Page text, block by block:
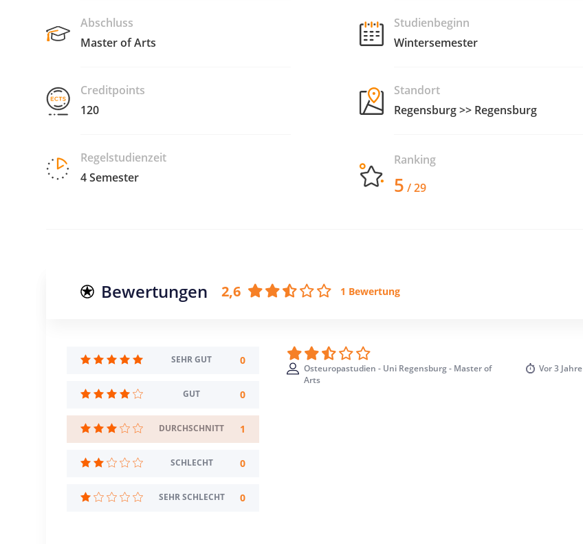
Abschluss
Master of Arts
Creditpoints
120
Regelstudienzeit
4 Semester
Studienbeginn
Wintersemester
Standort
Regensburg >> Regensburg
Ranking
5 / 29
Bewertungen 2,6 1 Bewertung
SEHR GUT 0
GUT 0
DURCHSCHNITT 1
SCHLECHT 0
SEHR SCHLECHT 0
Osteuropastudien - Uni Regensburg - Master of
Arts
Vor3 Jahre